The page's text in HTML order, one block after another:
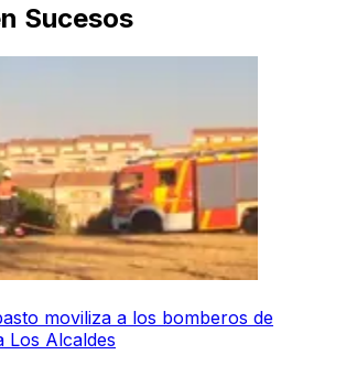
Sucesos
moviliza a los bomberos de
Los Alcaldes